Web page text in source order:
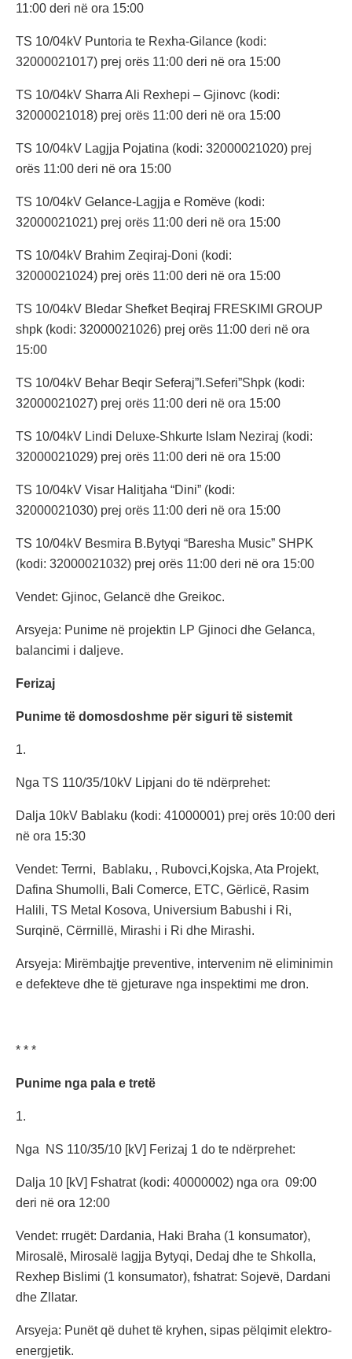
11:00 deri në ora 15:00
TS 10/04kV Puntoria te Rexha-Gilance (kodi:
32000021017) prej orës 11:00 deri në ora 15:00
TS 10/04kV Sharra Ali Rexhepi – Gjinovc (kodi:
32000021018) prej orës 11:00 deri në ora 15:00
TS 10/04kV Lagjja Pojatina (kodi: 32000021020) prej
orës 11:00 deri në ora 15:00
TS 10/04kV Gelance-Lagjja e Romëve (kodi:
32000021021) prej orës 11:00 deri në ora 15:00
TS 10/04kV Brahim Zeqiraj-Doni (kodi:
32000021024) prej orës 11:00 deri në ora 15:00
TS 10/04kV Bledar Shefket Beqiraj FRESKIMI GROUP
shpk (kodi: 32000021026) prej orës 11:00 deri në ora
15:00
TS 10/04kV Behar Beqir Seferaj”I.Seferi”Shpk (kodi:
32000021027) prej orës 11:00 deri në ora 15:00
TS 10/04kV Lindi Deluxe-Shkurte Islam Neziraj (kodi:
32000021029) prej orës 11:00 deri në ora 15:00
TS 10/04kV Visar Halitjaha “Dini” (kodi:
32000021030) prej orës 11:00 deri në ora 15:00
TS 10/04kV Besmira B.Bytyqi “Baresha Music” SHPK
(kodi: 32000021032) prej orës 11:00 deri në ora 15:00
Vendet: Gjinoc, Gelancë dhe Greikoc.
Arsyeja: Punime në projektin LP Gjinoci dhe Gelanca,
balancimi i daljeve.
Ferizaj
Punime të domosdoshme për siguri të sistemit
1.
Nga TS 110/35/10kV Lipjani do të ndërprehet:
Dalja 10kV Bablaku (kodi: 41000001) prej orës 10:00 deri
në ora 15:30
Vendet: Terrni, Bablaku, , Rubovci,Kojska, Ata Projekt,
Dafina Shumolli, Bali Comerce, ETC, Gërlicë, Rasim
Halili, TS Metal Kosova, Universium Babushi i Ri,
Surqinë, Cërrnillë, Mirashi i Ri dhe Mirashi.
Arsyeja: Mirëmbajtje preventive, intervenim në eliminimin
e defekteve dhe të gjeturave nga inspektimi me dron.
* * *
Punime nga pala e tretë
1.
Nga NS 110/35/10 [kV] Ferizaj 1 do te ndërprehet:
Dalja 10 [kV] Fshatrat (kodi: 40000002) nga ora 09:00
deri në ora 12:00
Vendet: rrugët: Dardania, Haki Braha (1 konsumator),
Mirosalë, Mirosalë lagjja Bytyqi, Dedaj dhe te Shkolla,
Rexhep Bislimi (1 konsumator), fshatrat: Sojevë, Dardani
dhe Zllatar.
Arsyeja: Punët që duhet të kryhen, sipas pëlqimit elektro-
energjetik.